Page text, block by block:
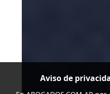
Aviso de